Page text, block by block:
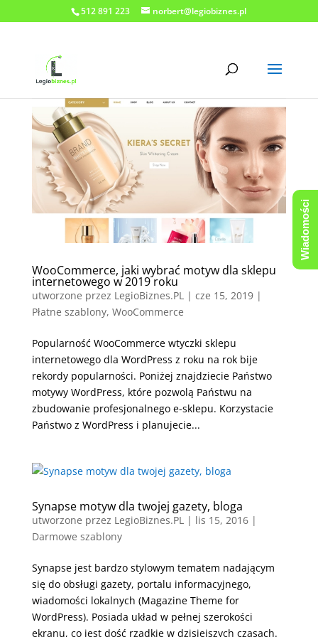
512 891 223 norbert@legiobiznes.pl
WooCommerce, jaki wybrać motyw dla sklepu
internetowego w 2019 roku
utworzone przez LegioBiznes.PL| cze 15, 2019|
Płatne szablony, WooCommerce
Popularność WooCommerce wtyczki sklepu
internetowego dla WordPress z roku na rok bije
rekordy popularności. Poniżej znajdziecie Państwo
motywy WordPress, które pozwolą Państwu na
zbudowanie profesjonalnego e-sklepu. Korzystacie
Państwo z WordPress i planujecie...
Synapse motyw dla twojej gazety, bloga
utworzone przez LegioBiznes.PL| lis 15, 2016|
Darmowe szablony
Synapse jest bardzo stylowym tematem nadającym
się do obsługi gazety, portalu informacyjnego,
wiadomości lokalnych (Magazine Theme for
WordPress). Posiada układ w pełnej szerokości
ekranu, co jest dość rzadkie w dzisiejszych czasach.
Wiadomości